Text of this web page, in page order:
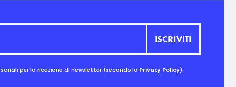
per la ricezione di newsletter (secondo la Privacy Policy).